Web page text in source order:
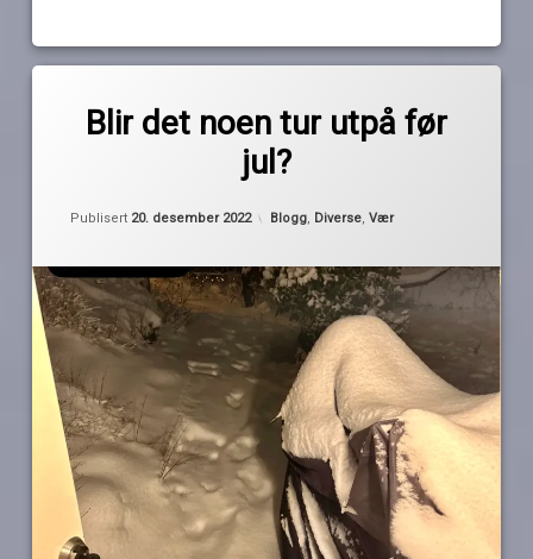
Blir det noen tur utpå før
jul?
Publisert 20. desember 2022
Oppdatert 20. desember 2022
Kategorier:
Blogg, Diverse,Vær